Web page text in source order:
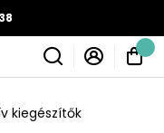
kiegészítők